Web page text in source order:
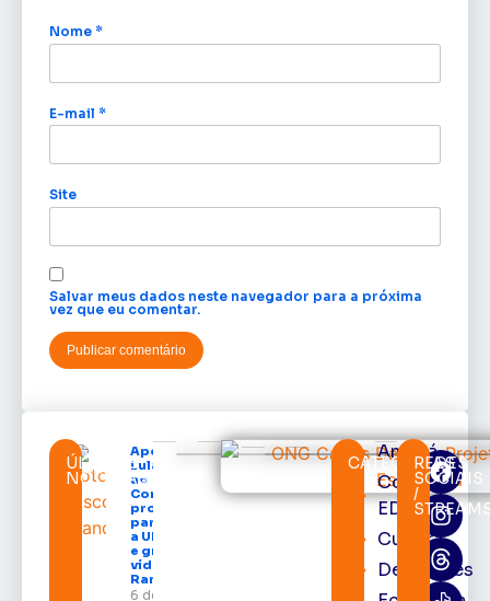
Nome *
E-mail *
Site
Salvar meus dados neste navegador para a próxima
vez que eu comentar.
ÚLTIMAS
NOTÍCIAS
Após veto,
Lula envia
ao
Congresso
projeto
para criar
a UNIFRON
e grava
vídeo para
Randolfe
6 de
CATEGORIAS
Amapá
Cortes
EDcast
Cultura
Destaques
REDES
SOCIAIS
/